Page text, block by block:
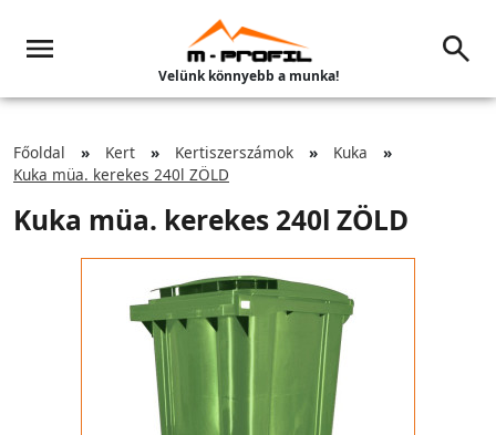
Velünk könnyebb a munka!
Főoldal Kert Kertiszerszámok
Kuka
Kuka müa. kerekes 240l ZÖLD
Kuka müa. kerekes 240l ZÖLD